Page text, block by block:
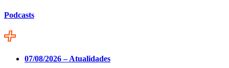
Podcasts
07/08/2026 – Atualidades